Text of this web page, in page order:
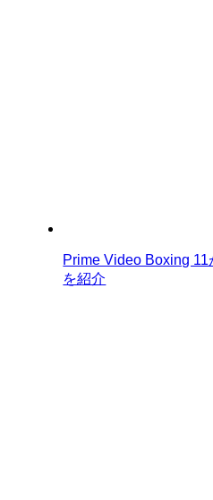
Prime Video Boxing
を紹介